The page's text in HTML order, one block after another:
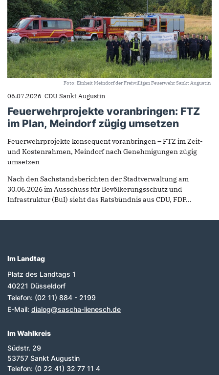
Foto: Einheit Meindorf der Freiwilligen Feuerwehr Sankt Augustin
06.07.2026 CDU Sankt Augustin
Feuerwehrprojekte voranbringen: FTZ
im Plan, Meindorf zügig umsetzen
Feuerwehrprojekte konsequent voranbringen – FTZ im Zeit-
und Kostenrahmen, Meindorf nach Genehmigungen zügig
umsetzen
Nach den Sachstandsberichten der Stadtverwaltung am
30.06.2026 im Ausschuss für Bevölkerungsschutz und
Infrastruktur (BuI) sieht das Ratsbündnis aus CDU, FDP...
Fußbereich
Im Landtag
Platz des Landtags 1
40221 Düsseldorf
Telefon: (02 11) 884 - 2199
E-Mail: dialog@sascha-lienesch.de
Im Wahlkreis
Südstr. 29
53757 Sankt Augustin
Telefon: (0 22 41) 32 77 11 4